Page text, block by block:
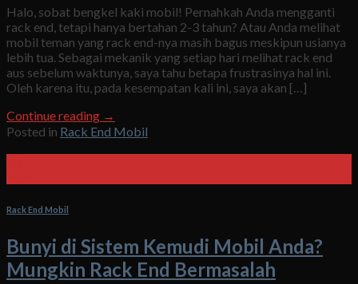
Halo, sobat bengkel kaki mobil! Pernahkah Anda mengganti
rack end, tetapi hanya bertahan 2-3 tahun? Atau Anda melihat
mobil teman yang rack end-nya masih bagus meskipun usianya
lebih tua. Sebagai mekanik yang setiap hari melihat rack end
aus sebelum waktunya, saya tahu betapa frustrasinya hal ini.
Oleh karena itu, pada kesempatan kali ini, saya akan […]
Continue reading →
Posted in Rack End Mobil
Rack End Mobil
Bunyi di Sistem Kemudi Mobil Anda?
Mungkin Rack End Bermasalah